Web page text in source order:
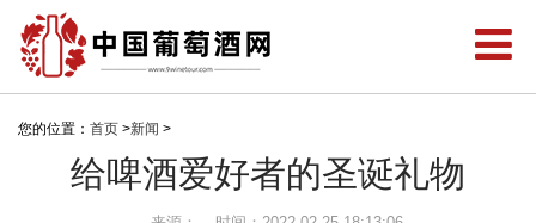
您的位置： 首页 >新闻 >
给啤酒爱好者的圣诞礼物